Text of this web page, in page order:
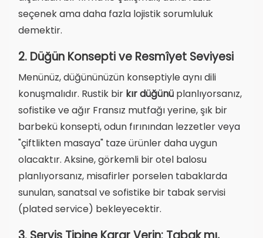
seçenek ama daha fazla lojistik sorumluluk
demektir.
2. Düğün Konsepti ve Resmîyet Seviyesi
Menünüz, düğününüzün konseptiyle aynı dili
konuşmalıdır. Rustik bir kır düğünü planlıyorsanız,
sofistike ve ağır Fransız mutfağı yerine, şık bir
barbekü konsepti, odun fırınından lezzetler veya
"çiftlikten masaya" taze ürünler daha uygun
olacaktır. Aksine, görkemli bir otel balosu
planlıyorsanız, misafirler porselen tabaklarda
sunulan, sanatsal ve sofistike bir tabak servisi
(plated service) bekleyecektir.